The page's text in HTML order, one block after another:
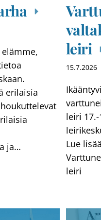
erilaisia
ja…
leiri
15.7.2026
leiri
Lue
leiri